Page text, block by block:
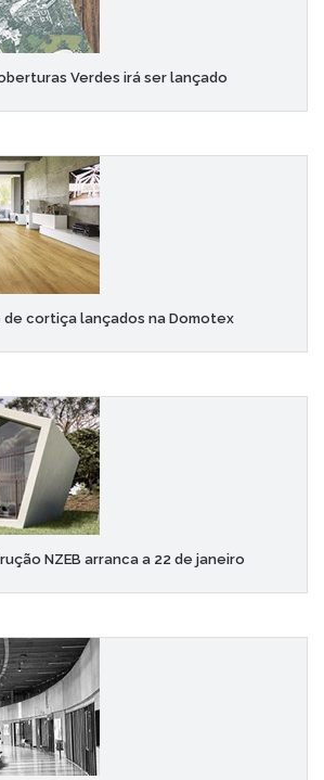
Verdes irá ser lançado
de cortiça lançados na Domotex
NZEB arranca a 22 de janeiro